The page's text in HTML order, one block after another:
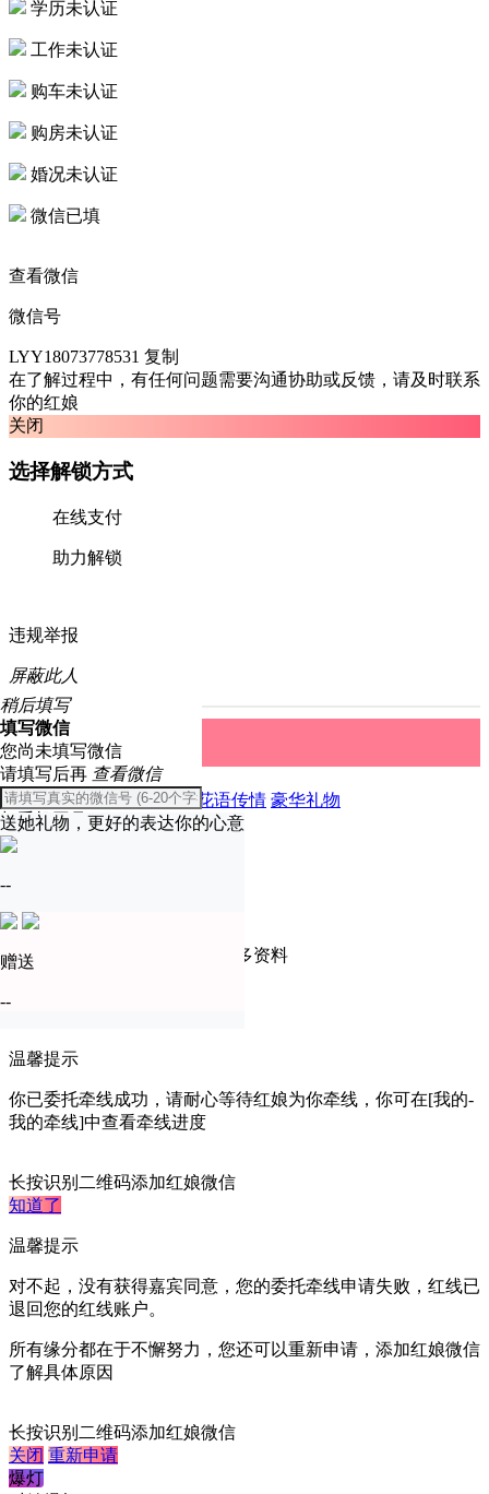
学历未认证
工作未认证
购车未认证
购房未认证
婚况未认证
微信已填
查看微信
微信号
LYY18073778531 复制
在了解过程中，有任何问题需要沟通协助或反馈，请及时联系
你的红娘
关闭
选择解锁方式
在线支付
助力解锁
违规举报
屏蔽此人
取消
稍后填写
填写微信
您尚未填写微信
请填写后再 查看微信
与手机同号
礼物中心
全部 精美礼物 爱恋表白 花语传情 豪华礼物
送她礼物，更好的表达你的心意
--
赠送
--
温馨提示
只有实名认证会员才可查看更多资料
温馨提示
你已委托牵线成功，请耐心等待红娘为你牵线，你可在[我的-
我的牵线]中查看牵线进度
长按识别二维码添加红娘微信
知道了
温馨提示
对不起，没有获得嘉宾同意，您的委托牵线申请失败，红线已
退回您的红线账户。
所有缘分都在于不懈努力，您还可以重新申请，添加红娘微信
了解具体原因
长按识别二维码添加红娘微信
关闭 重新申请
爆灯